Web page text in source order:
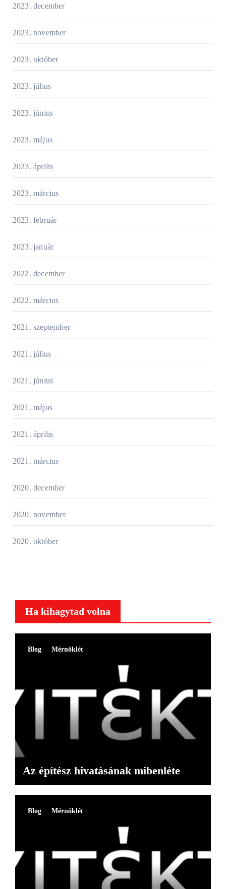
2023. december
2023. november
2023. október
2023. július
2023. június
2023. május
2023. április
2023. március
2023. február
2023. január
2022. december
2022. március
2021. szeptember
2021. július
2021. június
2021. május
2021. április
2021. március
2020. december
2020. november
2020. október
Ha kihagytad volna
Blog Mérnöklét
Az építész hivatásának mibenléte
Blog Mérnöklét